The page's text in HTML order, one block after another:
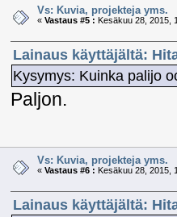
Vs: Kuvia, projekteja yms.
« Vastaus #5 : Kesäkuu 28, 2015,
Lainaus käyttäjältä:
Kysymys: Kuinka palijo
Paljon.
Vs: Kuvia, projekteja yms.
« Vastaus #6 : Kesäkuu 28, 2015,
Lainaus käyttäjältä: